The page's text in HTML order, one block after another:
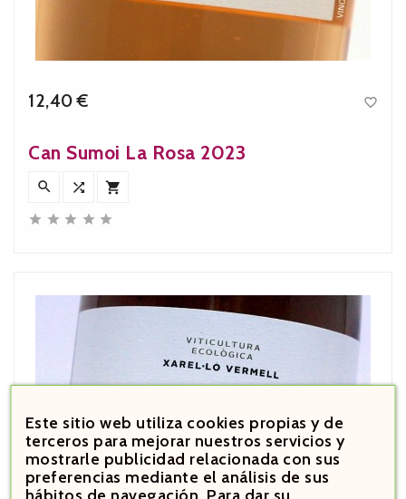
12,40 € 
Can Sumoi La Rosa 2023
  
    
Este sitio web utiliza cookies propias y de
terceros para mejorar nuestros servicios y
mostrarle publicidad relacionada con sus
preferencias mediante el análisis de sus
hábitos de navegación. Para dar su